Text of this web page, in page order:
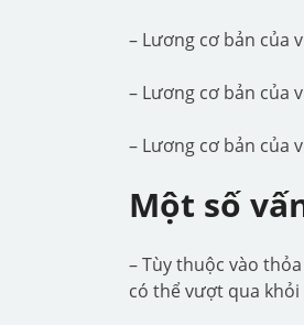
– Lương cơ bản của
– Lương cơ bản của
– Lương cơ bản của
Một số
– Tùy thuộc vào
có thể vượt qua